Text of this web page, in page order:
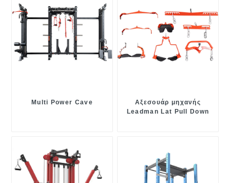
Multi Power Cave
Αξεσουάρ μηχανής
Leadman Lat Pull Down